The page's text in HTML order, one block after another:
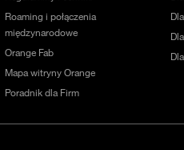
Roaming i połączenia
międzynarodowe
Orange Fab
Mapa witryny Orange
Poradnik dla Firm